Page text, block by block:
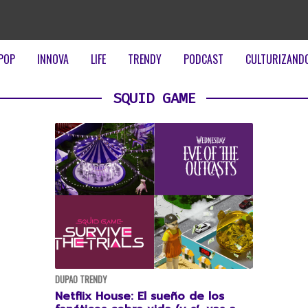
INNOVA LIFE TRENDY PODCAST
SQUID GAME
DUPAO TRENDY
Netflix House: El sueño de los